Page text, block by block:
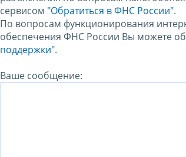
сервисом "Обратиться в ФНС России".
По вопросам функционирования
обеспечения ФНС России Вы можете
поддержки".
Ваше сообщение: